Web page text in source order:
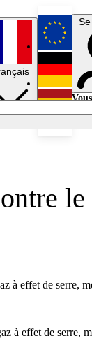
à effet de serre,
à effet de serre,